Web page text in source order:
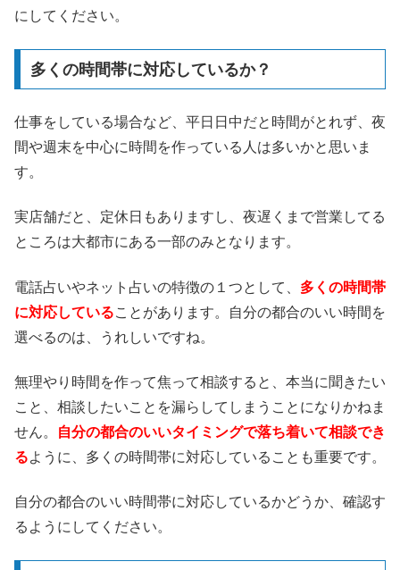
にしてください。
多くの時間帯に対応しているか？
仕事をしている場合など、平日日中だと時間がとれず、夜
間や週末を中心に時間を作っている人は多いかと思いま
す。
実店舗だと、定休日もありますし、夜遅くまで営業してる
ところは大都市にある一部のみとなります。
電話占いやネット占いの特徴の１つとして、 多くの時間帯
に対応していることがあります。自分の都合のいい時間を
選べるのは、うれしいですね。
無理やり時間を作って焦って相談すると、本当に聞きたい
こと、相談したいことを漏らしてしまうことになりかねま
せん。
自分の都合のいいタイミングで落ち着いて相談でき
るように、多くの時間帯に対応していることも重要です。
自分の都合のいい時間帯に対応しているかどうか、確認す
るようにしてください。